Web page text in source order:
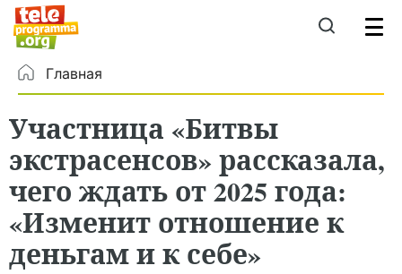
Главная
Участница «Битвы
экстрасенсов» рассказала,
чего ждать от 2025 года:
«Изменит отношение к
деньгам и к себе»